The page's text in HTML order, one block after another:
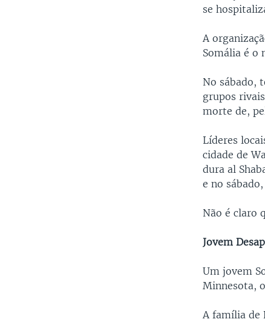
se
A
Somália é o
No sábado,
grupos
morte de,
Líderes
cidade de
dura al
e no
Não é claro
Jovem
Um jovem
Minnesota,
A família de